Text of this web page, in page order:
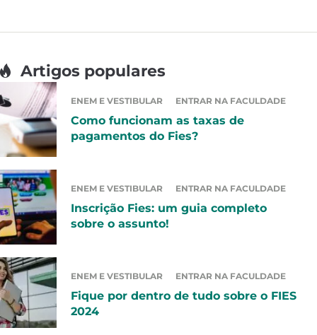
Artigos populares
ENEM E VESTIBULAR ENTRAR NA FACULDADE
Como funcionam as taxas de
pagamentos do Fies?
ENEM E VESTIBULAR ENTRAR NA FACULDADE
Inscrição Fies: um guia completo
sobre o assunto!
ENEM E VESTIBULAR ENTRAR NA FACULDADE
Fique por dentro de tudo sobre o FIES
2024